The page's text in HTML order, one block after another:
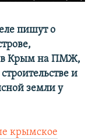
пишут о
в Крым на ПМЖ,
и
земли у
крымское